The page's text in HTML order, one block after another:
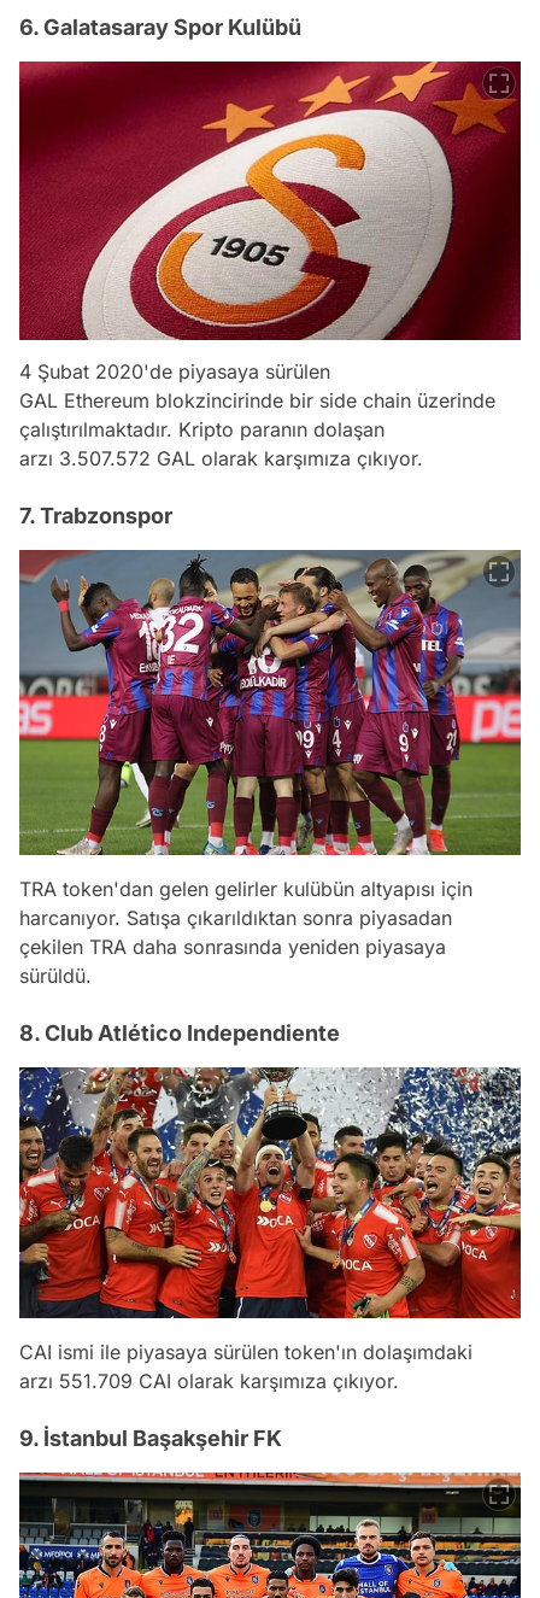
6. Galatasaray Spor Kulübü
4 Şubat 2020'de piyasaya sürülen
GAL Ethereum blokzincirinde bir side chain üzerinde
çalıştırılmaktadır. Kripto paranın dolaşan
arzı 3.507.572 GAL olarak karşımıza çıkıyor.
7. Trabzonspor
TRA token'dan gelen gelirler kulübün altyapısı için
harcanıyor. Satışa çıkarıldıktan sonra piyasadan
çekilen TRA daha sonrasında yeniden piyasaya
sürüldü.
8. Club Atlético Independiente
CAI ismi ile piyasaya sürülen token'ın dolaşımdaki
arzı 551.709 CAI olarak karşımıza çıkıyor.
9. İstanbul Başakşehir FK